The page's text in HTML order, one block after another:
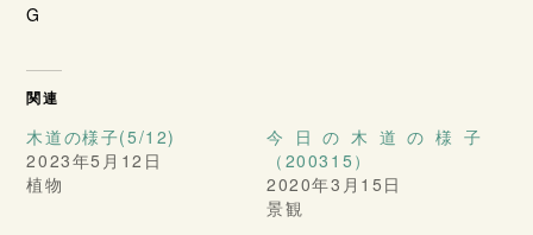
G
関連
木道の様子(5/12)
2023年5月12日
植物
今日の木道の様子
（200315）
2020年3月15日
景観